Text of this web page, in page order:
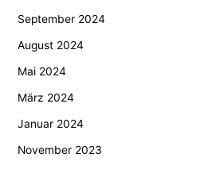
September 2024
August 2024
Mai 2024
März 2024
Januar 2024
November 2023